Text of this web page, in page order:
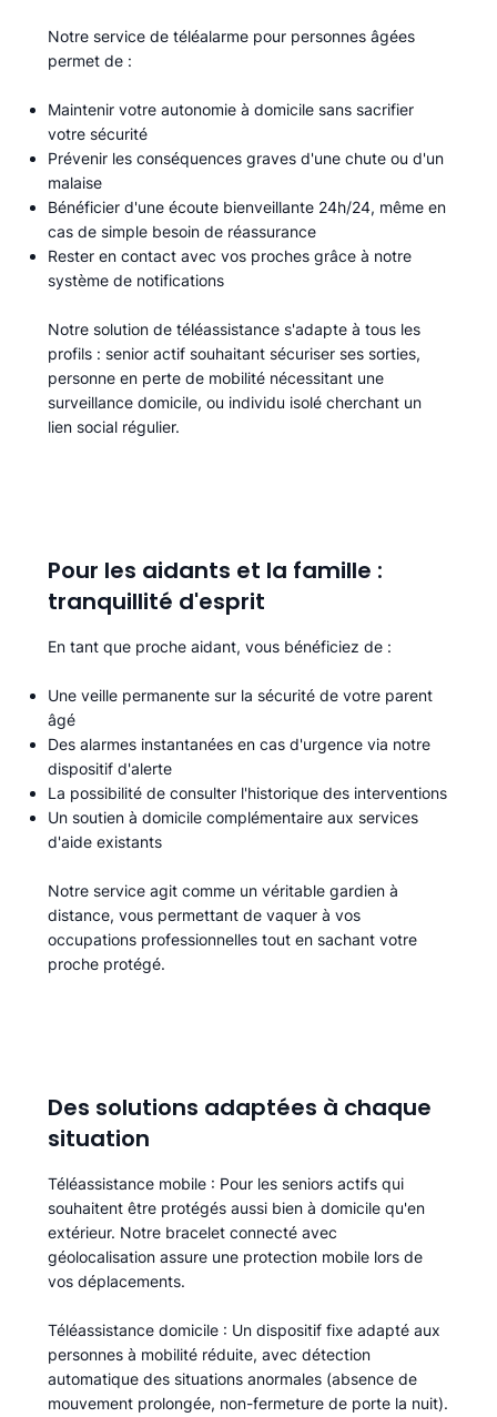
Notre service de téléalarme pour personnes âgées
permet de :​
Maintenir votre autonomie à domicile sans sacrifier
votre sécurité
Prévenir les conséquences graves d'une chute ou d'un
malaise
Bénéficier d'une écoute bienveillante 24h/24, même en
cas de simple besoin de réassurance
Rester en contact avec vos proches grâce à notre
système de notifications
Notre solution de téléassistance s'adapte à tous les
profils : senior actif souhaitant sécuriser ses sorties,
personne en perte de mobilité nécessitant une
surveillance domicile, ou individu isolé cherchant un
lien social régulier.
Pour les aidants et la famille :
tranquillité d'esprit
En tant que proche aidant, vous bénéficiez de :
Une veille permanente sur la sécurité de votre parent
âgé
Des alarmes instantanées en cas d'urgence via notre
dispositif d'alerte
La possibilité de consulter l'historique des interventions
Un soutien à domicile complémentaire aux services
d'aide existants
Notre service agit comme un véritable gardien à
distance, vous permettant de vaquer à vos
occupations professionnelles tout en sachant votre
proche protégé.
Des solutions adaptées à chaque
situation
Téléassistance mobile : Pour les seniors actifs qui
souhaitent être protégés aussi bien à domicile qu'en
extérieur. Notre bracelet connecté avec
géolocalisation assure une protection mobile lors de
vos déplacements.
Téléassistance domicile : Un dispositif fixe adapté aux
personnes à mobilité réduite, avec détection
automatique des situations anormales (absence de
mouvement prolongée, non-fermeture de porte la nuit).